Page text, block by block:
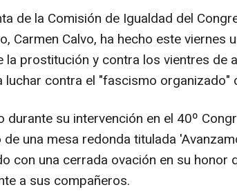
de la Comisión de Igualdad del
Carmen Calvo, ha hecho este viernes
la prostitución y contra los vientres de
luchar contra el "fascismo organizado"
durante su intervención en el 40º
de una mesa redonda titulada
con una cerrada ovación en su honor
a sus compañeros.